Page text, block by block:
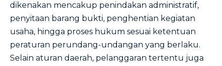
dikenakan mencakup penindakan administratif,
penyitaan barang bukti, penghentian kegiatan
usaha, hingga proses hukum sesuai ketentuan
peraturan perundang-undangan yang berlaku.
Selain aturan daerah, pelanggaran tertentu juga